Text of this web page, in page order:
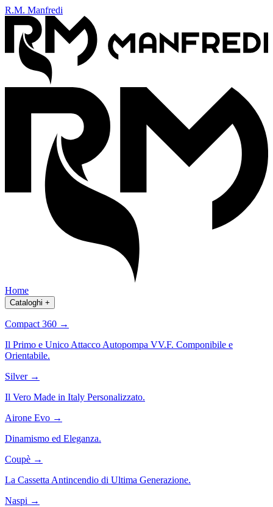
R.M. Manfredi
Home
Cataloghi +
Compact 360 →
Il Primo e Unico Attacco Autopompa VV.F. Componibile e
Orientabile.
Silver →
Il Vero Made in Italy Personalizzato.
Airone Evo →
Dinamismo ed Eleganza.
Coupè →
La Cassetta Antincendio di Ultima Generazione.
Naspi →